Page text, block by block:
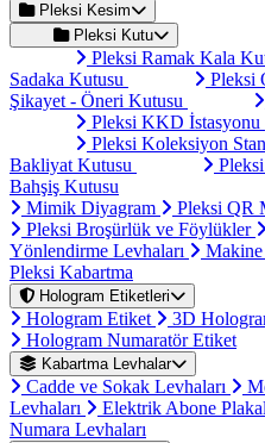
Pleksi Kesim
Pleksi Kutu
Pleksi Ramak Kala
Sadaka Kutusu
Pleksi
Şikayet - Öneri Kutusu
Pleksi KKD İstasyonu
Pleksi Koleksiyon
Bakliyat Kutusu
Bahşiş Kutusu
Mimik Diyagram
Pleksi QR
Pleksi Broşürlük ve Föylükler
Yönlendirme Levhaları
Pleksi Kabartma
Hologram Etiketleri
Hologram Etiket 3D
Hologram Numaratör Etiket
Kabartma Levhalar
Cadde ve Sokak Levhaları
Levhaları
Elektrik Abone
Numara Levhaları